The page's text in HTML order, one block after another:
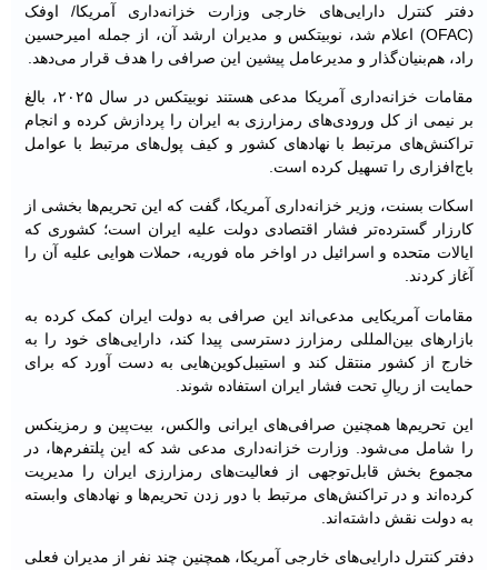
دفتر کنترل دارایی‌های خارجی وزارت خزانه‌داری آمریکا/ اوفک
(OFAC) اعلام شد، نوبیتکس و مدیران ارشد آن، از جمله امیرحسین
راد، هم‌بنیان‌گذار و مدیرعامل پیشین این صرافی را هدف قرار می‌دهد.
مقامات خزانه‌داری آمریکا مدعی هستند نوبیتکس در سال ۲۰۲۵، بالغ
بر نیمی از کل ورودی‌های رمزارزی به ایران را پردازش کرده و انجام
تراکنش‌های مرتبط با نهادهای کشور و کیف پول‌های مرتبط با عوامل
باج‌افزاری را تسهیل کرده است.
اسکات بسنت، وزیر خزانه‌داری آمریکا، گفت که این تحریم‌ها بخشی از
کارزار گسترده‌تر فشار اقتصادی دولت علیه ایران است؛ کشوری که
ایالات متحده و اسرائیل در اواخر ماه فوریه، حملات هوایی علیه آن را
آغاز کردند.
مقامات آمریکایی مدعی‌اند این صرافی به دولت ایران کمک کرده به
بازارهای بین‌المللی رمزارز دسترسی پیدا کند، دارایی‌های خود را به
خارج از کشور منتقل کند و استیبل‌کوین‌هایی به دست آورد که برای
حمایت از ریالِ تحت فشار ایران استفاده شوند.
این تحریم‌ها همچنین صرافی‌های ایرانی والکس، بیت‌پین و رمزینکس
را شامل می‌شود. وزارت خزانه‌داری مدعی شد که این پلتفرم‌ها، در
مجموع بخش قابل‌توجهی از فعالیت‌های رمزارزی ایران را مدیریت
کرده‌اند و در تراکنش‌های مرتبط با دور زدن تحریم‌ها و نهادهای وابسته
به دولت نقش داشته‌اند.
دفتر کنترل دارایی‌های خارجی آمریکا، همچنین چند نفر از مدیران فعلی